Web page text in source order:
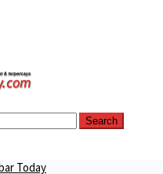
Search